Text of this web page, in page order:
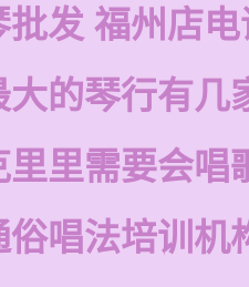
批发 福州店
大的琴行有几
里里需要会唱
俗唱法培训机